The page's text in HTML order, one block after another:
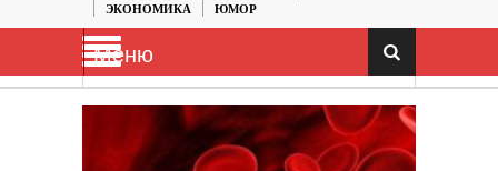
ЭКОНОМИКА
ЮМОР
Меню